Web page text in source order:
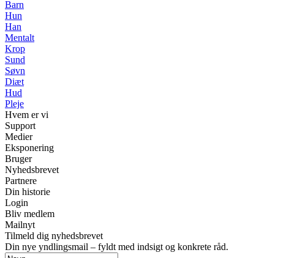
Barn
Hun
Han
Mentalt
Krop
Sund
Søvn
Diæt
Hud
Pleje
Hvem er vi
Support
Medier
Eksponering
Bruger
Nyhedsbrevet
Partnere
Din historie
Login
Bliv medlem
Mailnyt
Tilmeld dig nyhedsbrevet
Din nye yndlingsmail – fyldt med indsigt og konkrete råd.